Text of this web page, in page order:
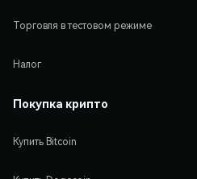
Торговля в тестовом режиме
Налог
Покупка крипто
Купить Bitcoin